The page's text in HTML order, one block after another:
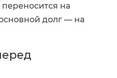
на
долг — на